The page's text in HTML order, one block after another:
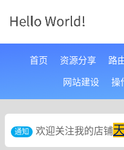
首页 资源分享 路
网站建设
操
通知 欢迎关注我的店铺